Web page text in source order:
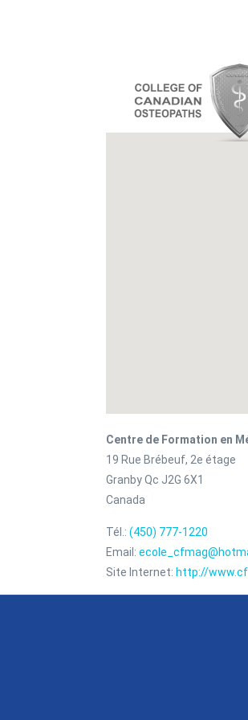
Centre de Formation en
19 Rue Brébeuf, 2e étage
GranbyQc J2G 6X1
Canada
Tél.:(450) 777-1220
Email:
Site Internet: http://